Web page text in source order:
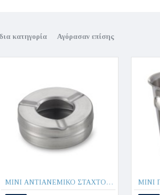
κατηγορία Αγόρασαν επίσης
MINI ΑΝΤΙΑΝΕΜΙΚΟ ΣΤΑΧΤΟΔΟΧΕΙΟ Φ9,5cm ΑΝΟΞΕΙΔΩΤΟ 508159 - Max.Home®